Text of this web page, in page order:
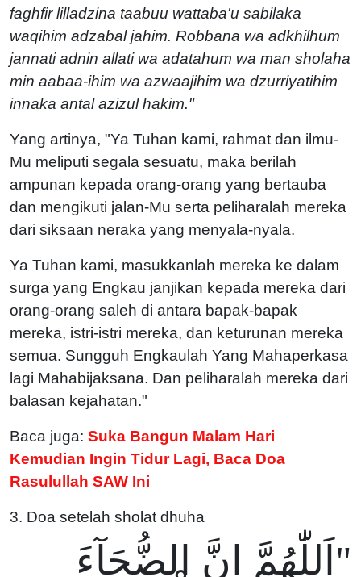
faghfir lilladzina taabuu wattaba'u sabilaka
waqihim adzabal jahim. Robbana wa adkhilhum
jannati adnin allati wa adatahum wa man sholaha
min aabaa-ihim wa azwaajihim wa dzurriyatihim
innaka antal azizul hakim."
Yang artinya, "Ya Tuhan kami, rahmat dan ilmu-
Mu meliputi segala sesuatu, maka berilah
ampunan kepada orang-orang yang bertauba
dan mengikuti jalan-Mu serta peliharalah mereka
dari siksaan neraka yang menyala-nyala.
Ya Tuhan kami, masukkanlah mereka ke dalam
surga yang Engkau janjikan kepada mereka dari
orang-orang saleh di antara bapak-bapak
mereka, istri-istri mereka, dan keturunan mereka
semua. Sungguh Engkaulah Yang Mahaperkasa
lagi Mahabijaksana. Dan peliharalah mereka dari
balasan kejahatan."
Baca juga: Suka Bangun Malam Hari
Kemudian Ingin Tidur Lagi, Baca Doa
Rasulullah SAW Ini
3. Doa setelah sholat dhuha
"اَللّٰهُمَّ اِنَّ الضُّحَآءَ